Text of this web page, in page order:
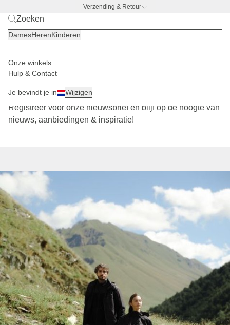
Verzending & Retour
DamesHerenKinderen
Onze winkels
Hulp & Contact
Je bevindt je in Wijzigen
Registreer voor onze nieuwsbrief en blijf op de hoogte van
nieuws, aanbiedingen & inspiratie!